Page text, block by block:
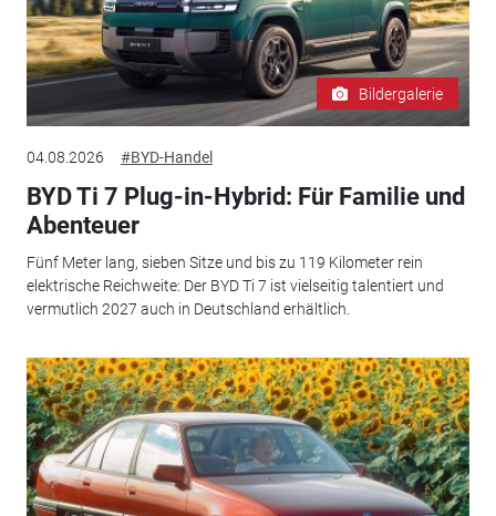
Bildergalerie
04.08.2026 #BYD-Handel
BYD Ti 7 Plug-in-Hybrid: Für Familie und
Abenteuer
Fünf Meter lang, sieben Sitze und bis zu 119 Kilometer rein
elektrische Reichweite: Der BYD Ti 7 ist vielseitig talentiert und
vermutlich 2027 auch in Deutschland erhältlich.